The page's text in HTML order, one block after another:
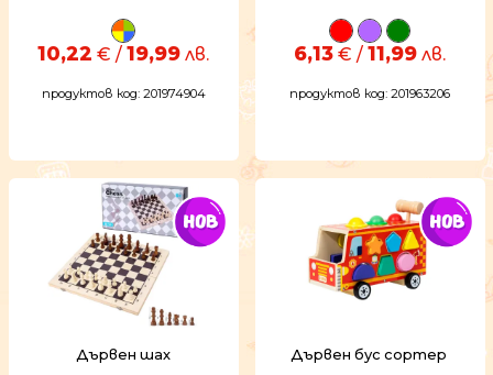
10,22 € / 19,99 лв.
продуктов код: 201974904
6,13 € / 11,99 лв.
продуктов код: 201963206
Дървен шах Дървен бус сортер